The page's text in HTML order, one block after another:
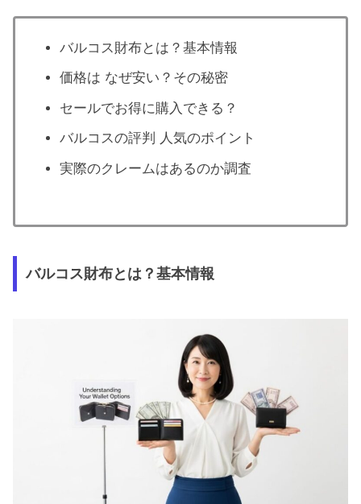
バルコス財布とは？基本情報
価格は なぜ安い？その秘密
セールでお得に購入できる？
バルコスの評判 人気のポイント
実際のクレームはあるのか調査
バルコス財布とは？基本情報